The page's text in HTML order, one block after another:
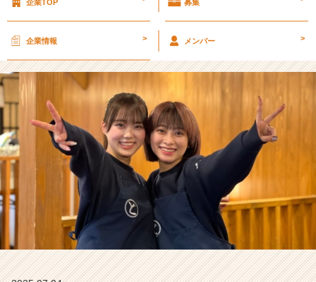
P
島
も
ん
じ
ゃ
お
こ
企業TOP 募集
企業情報 > メンバー >